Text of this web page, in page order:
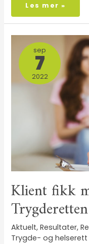
Les mer »
sep
7
2022
Klient fikk
Trygderetten
Aktuelt, Resultater,
Trygde- og helserett